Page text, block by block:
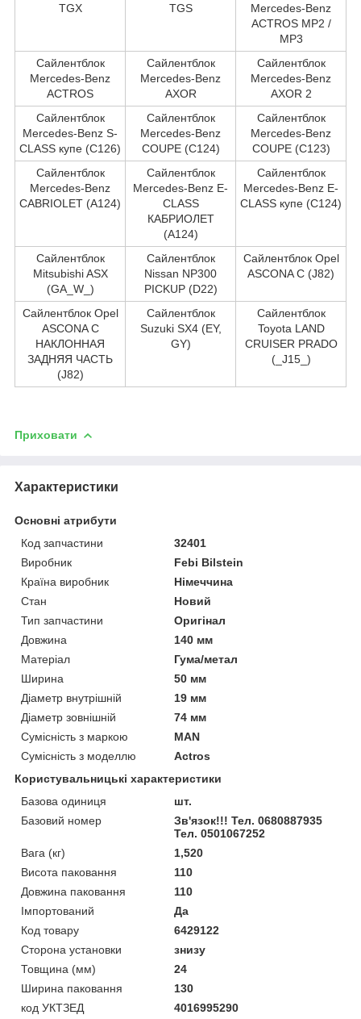
TGX
TGS
Mercedes-Benz
ACTROS MP2 /
MP3
Сайлентблок
Mercedes-Benz
ACTROS
Сайлентблок
Mercedes-Benz
AXOR
Сайлентблок
Mercedes-Benz
AXOR 2
Сайлентблок
Mercedes-Benz S-
CLASS купе (C126)
Сайлентблок
Mercedes-Benz
COUPE (C124)
Сайлентблок
Mercedes-Benz
COUPE (C123)
Сайлентблок
Mercedes-Benz
CABRIOLET (A124)
Сайлентблок
Mercedes-Benz E-
CLASS
КАБРИОЛЕТ
(A124)
Сайлентблок
Mercedes-Benz E-
CLASS купе (C124)
Сайлентблок
Mitsubishi ASX
(GA_W_)
Сайлентблок
Nissan NP300
PICKUP (D22)
Сайлентблок Opel
ASCONA C (J82)
Сайлентблок Opel
ASCONA C
НАКЛОННАЯ
ЗАДНЯЯ ЧАСТЬ
(J82)
Сайлентблок
Suzuki SX4 (EY,
GY)
Сайлентблок
Toyota LAND
CRUISER PRADO
(_J15_)
Приховати
Характеристики
Основні атрибути
Код запчастини
32401
Виробник
Febi Bilstein
Країна виробник
Німеччина
Стан
Новий
Тип запчастини
Оригінал
Довжина
140 мм
Матеріал
Гума/метал
Ширина
50 мм
Діаметр внутрішній
19 мм
Діаметр зовнішній
74 мм
Сумісність з маркою
MAN
Сумісність з моделлю
Actros
Користувальницькі характеристики
Базова одиниця
шт.
Базовий номер
Зв'язок!!! Тел. 0680887935
Тел. 0501067252
Вага (кг)
1,520
Висота паковання
110
Довжина паковання
110
Імпортований
Да
Код товару
6429122
Сторона установки
знизу
Товщина (мм)
24
Ширина паковання
130
код УКТЗЕД
4016995290